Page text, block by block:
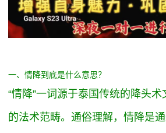
一、情降到底是什么意思？
“情降”一词源于泰国传统的降头
的法术范畴。通俗理解，情降是